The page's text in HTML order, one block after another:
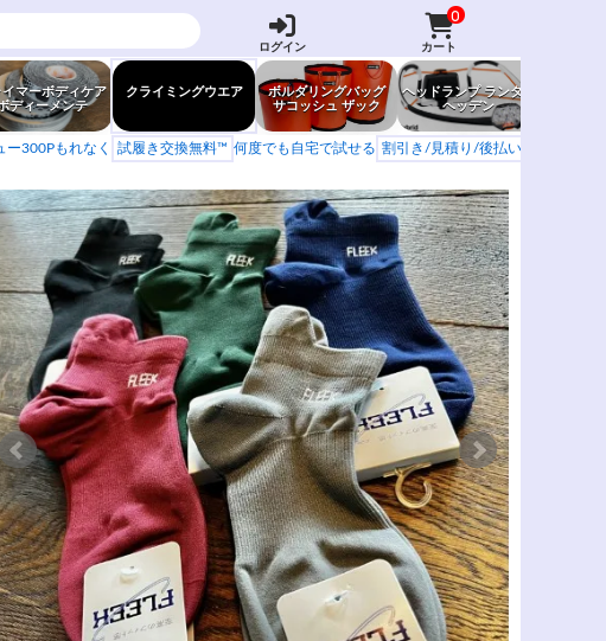
ログイン
0
カート
イマーボディケア
ディーメンテ
クライミングウエア
ボルダリングバッグ
サコッシュ ザック
ヘッドランプ ランタン
ヘッデン
ー300Pもれなく 試履き交換無料™ 何度でも自宅で試せる 割引き/見積り/後払い